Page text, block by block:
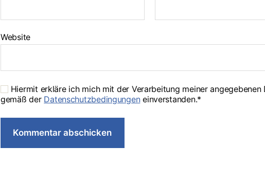
Website
Hiermit erkläre ich mich mit der Verarbeitung meiner angegebenen
gemäß der Datenschutzbedingungeneinverstanden.*